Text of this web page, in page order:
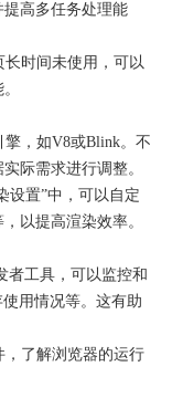
高多任务处理能
时间未使用，可以
，如V8或Blink。不
际需求进行调整。
设置”中，可以自定
以提高渲染效率。
者工具，可以监控和
用情况等。这有助
，了解浏览器的运行